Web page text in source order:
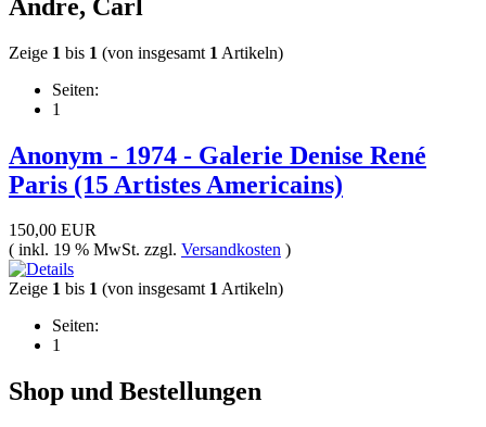
Andre, Carl
Zeige 1 bis 1 (von insgesamt 1 Artikeln)
Seiten:
1
Anonym - 1974 - Galerie Denise René
Paris (15 Artistes Americains)
150,00 EUR
( inkl. 19 % MwSt. zzgl. Versandkosten )
Zeige 1 bis 1 (von insgesamt 1Artikeln)
Seiten:
1
Shop und Bestellungen